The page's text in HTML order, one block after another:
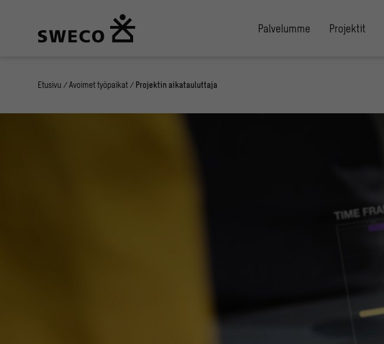
Palvelumme Projektit
Etusivu / Avoimet työpaikat / Projektin aikatauluttaja